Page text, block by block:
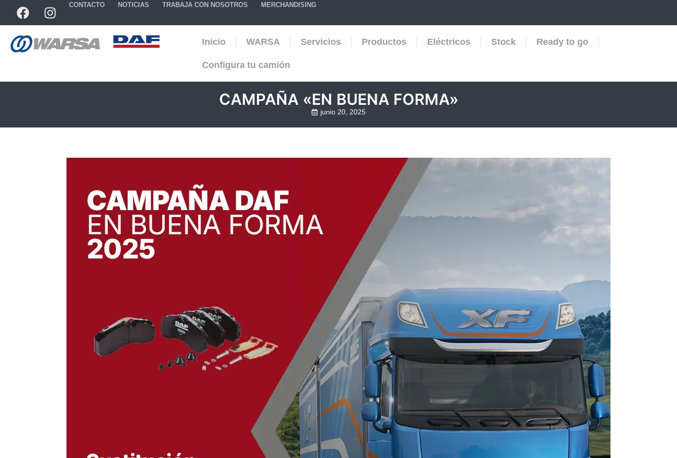
CONTACTO NOTICIAS TRABAJA CON NOSOTROS MERCHANDISING
Inicio WARSA Servicios Productos Eléctricos Stock Ready to go
Configura tu camión
CAMPAÑA «EN BUENA FORMA»
junio 20, 2025